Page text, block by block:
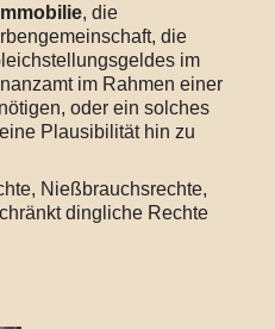
, die
die
im
im Rahmen einer
oder ein solches
Plausibilität hin zu
Nießbrauchsrechte,
dingliche Rechte